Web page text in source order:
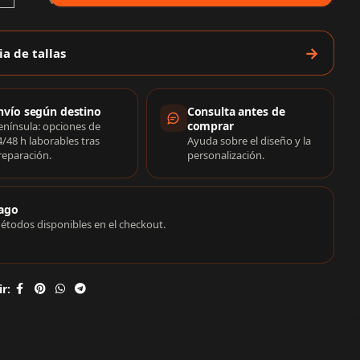
de tallas
de compra
según destino
opciones de
48 h laborables tras
Consulta antes de
comprar
Ayuda sobre el diseño y la
personalización.
disponibles en el checkout.